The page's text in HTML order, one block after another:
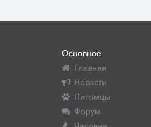
Основное
Главная
Новости
Питомцы
Форум